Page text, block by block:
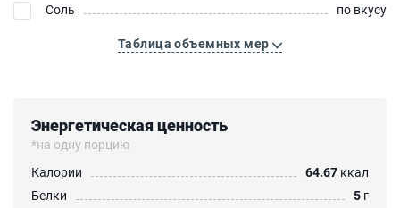
Соль
по вкусу
Таблица объемных мер
Энергетическая ценность
*на одну порцию
Калории
64.67 ккал
Белки
5 г